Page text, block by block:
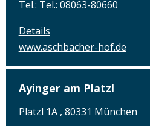
Tel.: Tel.: 08063-80660
Details
www.aschbacher-hof.de
Ayinger am Platzl
Platzl 1A , 80331 München